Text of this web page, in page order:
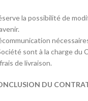
la possibilité de
sont à la charge du
de livraison.
DU